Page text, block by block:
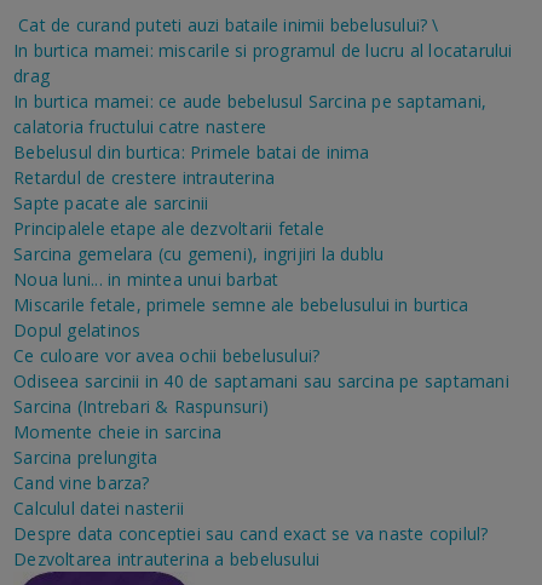
Cat de curand puteti auzi bataile inimii bebelusului? \
In burtica mamei: miscarile si programul de lucru al locatarului
drag
In burtica mamei: ce aude bebelusul Sarcina pe saptamani,
calatoria fructului catre nastere
Bebelusul din burtica: Primele batai de inima
Retardul de crestere intrauterina
Sapte pacate ale sarcinii
Principalele etape ale dezvoltarii fetale
Sarcina gemelara (cu gemeni), ingrijiri la dublu
Noua luni... in mintea unui barbat
Miscarile fetale, primele semne ale bebelusului in burtica
Dopul gelatinos
Ce culoare vor avea ochii bebelusului?
Odiseea sarcinii in 40 de saptamani sau sarcina pe saptamani
Sarcina (Intrebari & Raspunsuri)
Momente cheie in sarcina
Sarcina prelungita
Cand vine barza?
Calculul datei nasterii
Despre data conceptiei sau cand exact se va naste copilul?
Dezvoltarea intrauterina a bebelusului